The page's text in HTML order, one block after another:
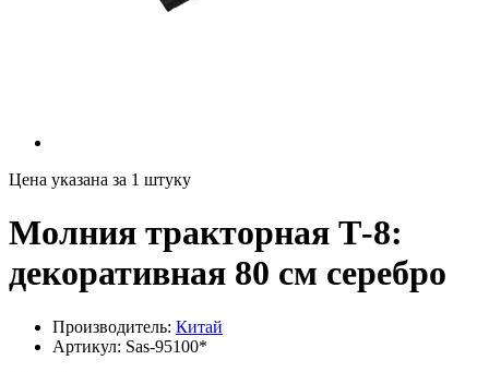
Цена указана за 1 штуку
Молния тракторная Т-8:
декоративная 80 см серебро
Производитель: Китай
Артикул: Sas-95100*